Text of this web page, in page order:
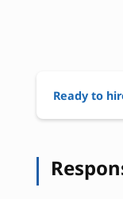
Ready to